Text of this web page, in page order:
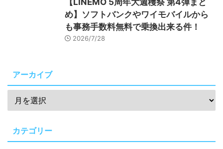
【LINEMO 5周年大週穫祭 第4弾まと
め】ソフトバンクやワイモバイルから
も事務手数料無料で乗換出来る件！
2026/7/28
アーカイブ
カテゴリー